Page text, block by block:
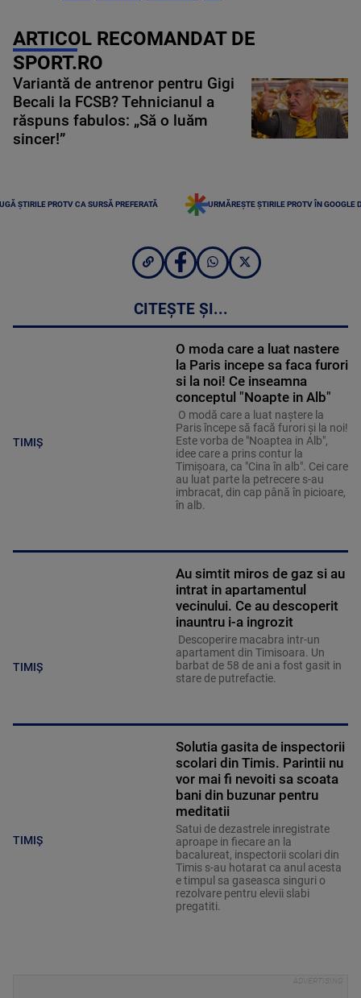
ARTICOL RECOMANDAT DE
SPORT.RO
Variantă de antrenor pentru Gigi
Becali la FCSB? Tehnicianul a
răspuns fabulos: „Să o luăm
sincer!”
ȘTIRILE PROTV CA SURSĂ PREFERATĂ URMĂREȘTE ȘTIRILE PROTV ÎN GOOGLE
CITEȘTE ȘI...
TIMIȘ
O moda care a luat nastere
la Paris incepe sa faca furori
si la noi! Ce inseamna
conceptul "Noapte in Alb"
O modă care a luat naştere la
Paris începe să facă furori şi la noi!
Este vorba de "Noaptea in Alb",
idee care a prins contur la
Timişoara, ca "Cina în alb". Cei care
au luat parte la petrecere s-au
imbracat, din cap până în picioare,
în alb.
TIMIȘ
Au simtit miros de gaz si au
intrat in apartamentul
vecinului. Ce au descoperit
inauntru i-a ingrozit
Descoperire macabra intr-un
apartament din Timisoara. Un
barbat de 58 de ani a fost gasit in
stare de putrefactie.
TIMIȘ
Solutia gasita de inspectorii
scolari din Timis. Parintii nu
vor mai fi nevoiti sa scoata
bani din buzunar pentru
meditatii
Satui de dezastrele inregistrate
aproape in fiecare an la
bacalureat, inspectorii scolari din
Timis s-au hotarat ca anul acesta
e timpul sa gaseasca singuri o
rezolvare pentru elevii slabi
pregatiti.